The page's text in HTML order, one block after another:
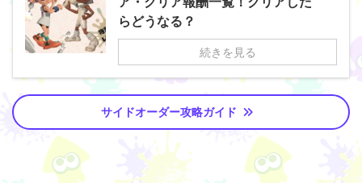
らどうなる？
続きを見る
サイドオーダー攻略ガイド